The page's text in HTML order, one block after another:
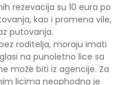
rezevacija su 10 eura po
kao i promena vile,
putovanja.
roditelja, moraju imati
na punoletno lice sa
može biti iz agencije. Za
licima neophodna je